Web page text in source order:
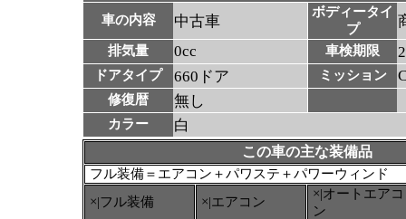
車の内容
中古車
ボディータイ
プ
排気量 0cc 車検期限
ドアタイプ 660ドア ミッション
修復暦 無し
カラー 白
この車の主な装備品
フル装備＝エアコン＋パワステ＋パワーウィンド
×|フル装備
×|エアコン
×|オートエアコ
ン